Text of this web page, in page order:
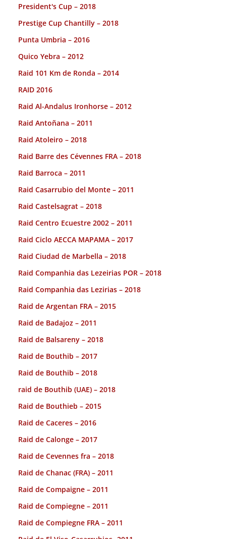
President's Cup – 2018
Prestige Cup Chantilly – 2018
Punta Umbria – 2016
Quico Yebra – 2012
Raid 101 Km de Ronda – 2014
RAID 2016
Raid Al-Andalus Ironhorse – 2012
Raid Antoñana – 2011
Raid Atoleiro – 2018
Raid Barre des Cévennes FRA – 2018
Raid Barroca – 2011
Raid Casarrubio del Monte – 2011
Raid Castelsagrat – 2018
Raid Centro Ecuestre 2002 – 2011
Raid Ciclo AECCA MAPAMA – 2017
Raid Ciudad de Marbella – 2018
Raid Companhia das Lezeirias POR – 2018
Raid Companhia das Lezirias – 2018
Raid de Argentan FRA – 2015
Raid de Badajoz – 2011
Raid de Balsareny – 2018
Raid de Bouthib – 2017
Raid de Bouthib – 2018
raid de Bouthib (UAE) – 2018
Raid de Bouthieb – 2015
Raid de Caceres – 2016
Raid de Calonge – 2017
Raid de Cevennes fra – 2018
Raid de Chanac (FRA) – 2011
Raid de Compaigne – 2011
Raid de Compiegne – 2011
Raid de Compiegne FRA – 2011